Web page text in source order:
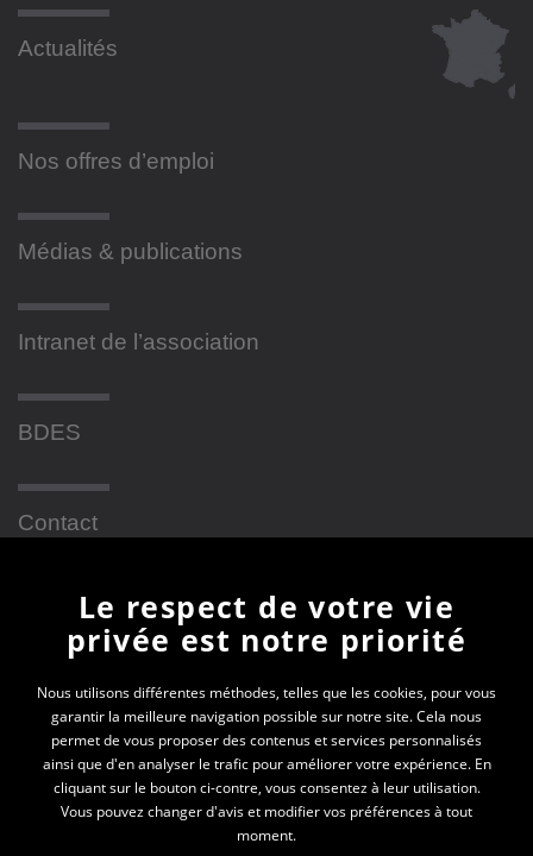
Actualités
Nos offres d’emploi
Médias & publications
Intranet de l’association
BDES
Contact
Newsletter
En vous inscrivant à la newsletter, vous recevrez
toutes les actualités des PEP 69
Votre e-mail*
Le respect de votre vie
privée est notre priorité
Nous utilisons différentes méthodes, telles que les cookies, pour vous
garantir la meilleure navigation possible sur notre site. Cela nous
permet de vous proposer des contenus et services personnalisés
ainsi que d'en analyser le trafic pour améliorer votre expérience. En
cliquant sur le bouton ci-contre, vous consentez à leur utilisation.
Vous pouvez changer d'avis et modifier vos préférences à tout
moment.